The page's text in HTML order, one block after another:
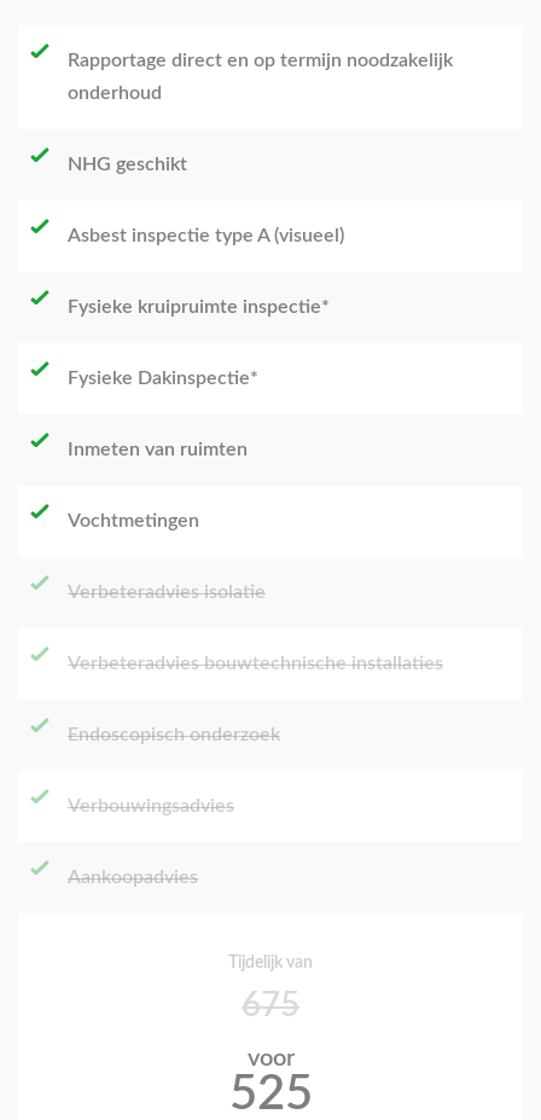
Rapportage direct en op termijn noodzakelijk
onderhoud
NHG geschikt
Asbest inspectie type A (visueel)
Fysieke kruipruimte inspectie*
Fysieke Dakinspectie*
Inmeten van ruimten
Vochtmetingen
Verbeteradvies isolatie
Verbeteradvies bouwtechnische installaties
Endoscopisch onderzoek
Verbouwingsadvies
Aankoopadvies
Tijdelijk van
675
voor
525